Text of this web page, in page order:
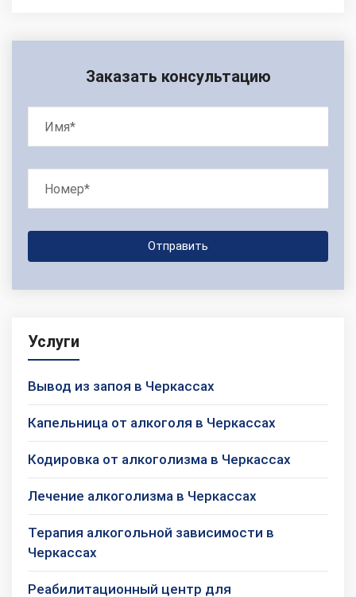
Заказать консультацию
Услуги
Вывод из запоя в Черкассах
Капельница от алкоголя в Черкассах
Кодировка от алкоголизма в Черкассах
Лечение алкоголизма в Черкассах
Терапия алкогольной зависимости в
Черкассах
Реабилитационный центр для